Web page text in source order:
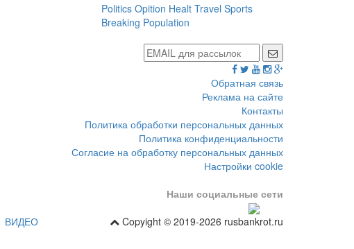
Politics Opition Healt Travel Sports
Breaking Population
Обратная связь
Реклама на сайте
Контакты
Политика обработки персональных данных
Политика конфиденциальности
Согласие на обработку персональных данных
Настройки cookie
Наши социальные сети
ВИДЕО
Copyight © 2019-2026 rusbankrot.ru